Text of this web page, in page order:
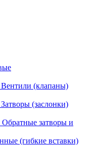
Вентили (клапаны)
Затворы (заслонки)
Обратные затворы и